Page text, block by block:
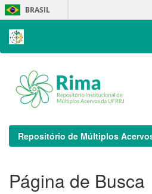
Skip
navigation
BRASIL
Repositório de Múltiplos
Página de Busca